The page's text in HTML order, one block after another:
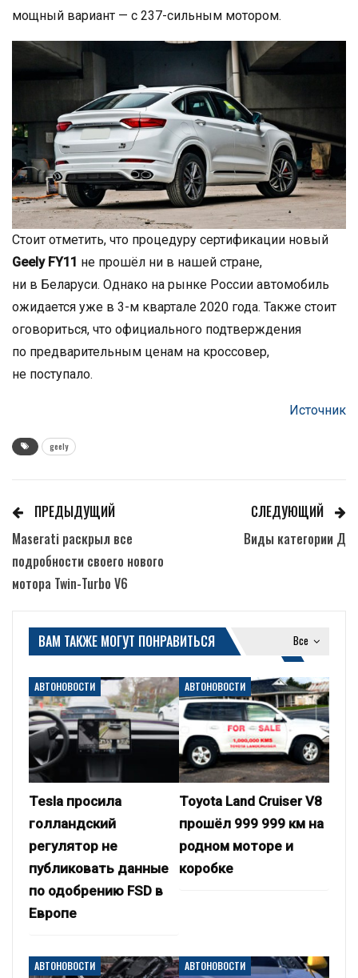
мощный вариант — с 237-сильным мотором.
Стоит отметить, что процедуру сертификации новый
Geely FY11 не прошёл ни в нашей стране,
ни в Беларуси. Однако на рынке России автомобиль
ожидается уже в 3-м квартале 2020 года. Также стоит
оговориться, что официального подтверждения
по предварительным ценам на кроссовер,
не поступало.
Источник
geely
ПРЕДЫДУЩИЙ
Maserati раскрыл все
подробности своего нового
мотора Twin-Turbo V6
СЛЕДУЮЩИЙ
Виды категории Д
Все
ВАМ ТАКЖЕ МОГУТ ПОНРАВИТЬСЯ
АВТОНОВОСТИ
Tesla просила
голландский
регулятор не
публиковать данные
по одобрению FSD в
Европе
АВТОНОВОСТИ
Toyota Land Cruiser V8
прошёл 999 999 км на
родном моторе и
коробке
АВТОНОВОСТИ АВТОНОВОСТИ